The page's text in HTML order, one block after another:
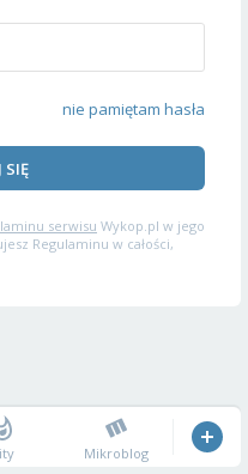
nie pamiętam hasła
SIĘ
serwisu Wykop.pl w jego
Regulaminu w całości,
Mikroblog